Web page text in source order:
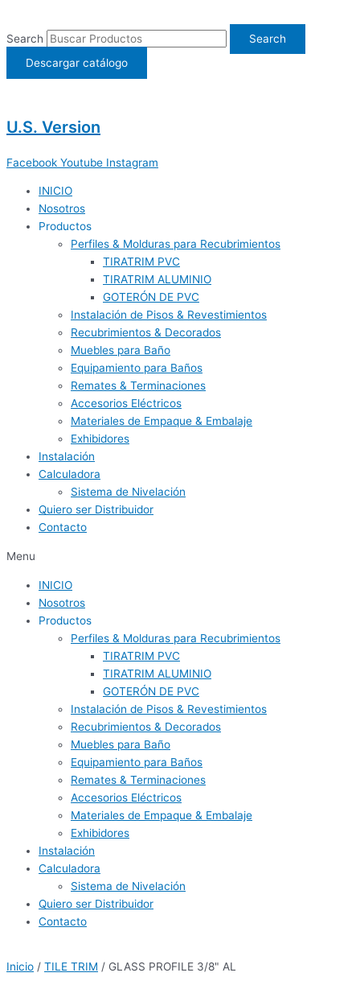
contenido
Search
Search
Descargar catálogo
U.S. Version
Facebook Youtube Instagram
INICIO
Nosotros
Productos
Perfiles & Molduras para Recubrimientos
TIRATRIM PVC
TIRATRIM ALUMINIO
GOTERÓN DE PVC
Instalación de Pisos & Revestimientos
Recubrimientos & Decorados
Muebles para Baño
Equipamiento para Baños
Remates & Terminaciones
Accesorios Eléctricos
Materiales de Empaque & Embalaje
Exhibidores
Instalación
Calculadora
Sistema de Nivelación
Quiero ser Distribuidor
Contacto
Menu
INICIO
Nosotros
Productos
Perfiles & Molduras para Recubrimientos
TIRATRIM PVC
TIRATRIM ALUMINIO
GOTERÓN DE PVC
Instalación de Pisos & Revestimientos
Recubrimientos & Decorados
Muebles para Baño
Equipamiento para Baños
Remates & Terminaciones
Accesorios Eléctricos
Materiales de Empaque & Embalaje
Exhibidores
Instalación
Calculadora
Sistema de Nivelación
Quiero ser Distribuidor
Contacto
Inicio / TILE TRIM / GLASS PROFILE 3/8" AL